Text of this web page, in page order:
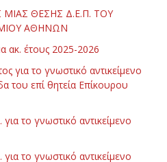
ΘΕΣΗΣ Δ.Ε.Π. ΤΟΥ
ΑΘΗΝΩΝ
ακ. έτους 2025-2026
για το γνωστικό αντικείμενο
του επί θητεία Επίκουρου
το γνωστικό αντικείμενο
το γνωστικό αντικείμενο